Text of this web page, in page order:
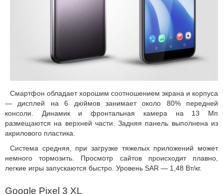
Смартфон обладает хорошим соотношением экрана и корпуса
— дисплей на 6 дюймов занимает около 80% передней
консоли. Динамик и фронтальная камера на 13 Мп
размещаются на верхней части. Задняя панель выполнена из
акрилового пластика.
Система средняя, при загрузке тяжелых приложений может
немного тормозить. Просмотр сайтов происходит плавно,
легкие игры запускаются быстро. Уровень SAR — 1,48 Вт/кг.
Google Pixel 3 XL